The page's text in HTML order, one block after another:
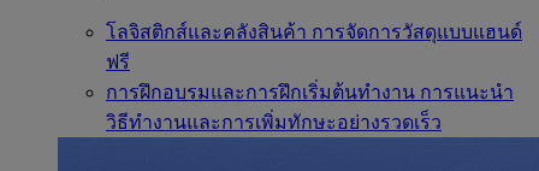
โลจิสติกส์และคลังสินค้า การจัดการวัสดุแบบแฮนด์
ฟรี
การฝึกอบรมและการฝึกเริ่มต้นทำงาน การแนะนำ
วิธีทำงานและการเพิ่มทักษะอย่างรวดเร็ว